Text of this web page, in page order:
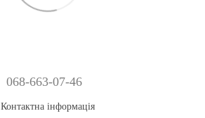
068-663-07-46
Контактна інформація